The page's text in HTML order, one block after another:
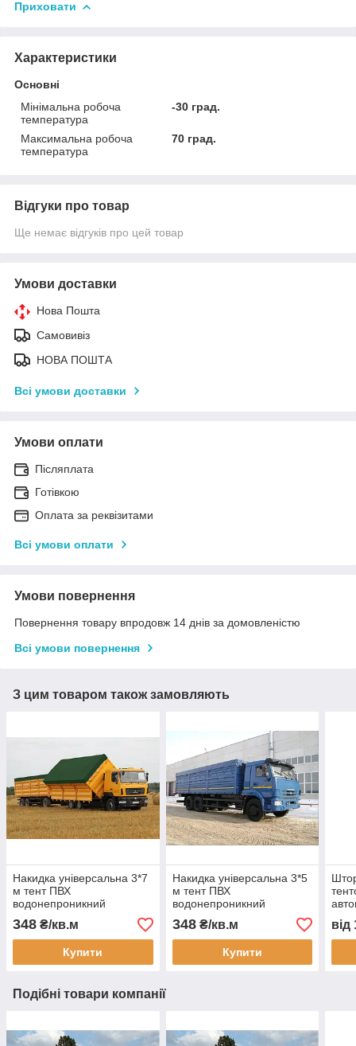
Приховати
Характеристики
Основні
Мінімальна робоча
температура
-30 град.
Максимальна робоча
температура
70 град.
Відгуки про товар
Ще немає відгуків про цей товар
Умови доставки
Нова Пошта
Самовивіз
НОВА ПОШТА
Всі умови доставки
Умови оплати
Післяплата
Готівкою
Оплата за реквізитами
Всі умови оплати
Умови повернення
Повернення товару впродовж 14 днів за домовленістю
Всі умови повернення
З цим товаром також замовляють
Накидка універсальна 3*7
м тент ПВХ
водонепроникний
автотент на вантажівку
тент захисний тент на
замовлення доставка
348 ₴/кв.м
Купити
Накидка універсальна 3*5
м тент ПВХ
водонепроникний
автотент на вантажівку
тент на кузов тент
захисний тент на
замовлення доставка
348₴/кв.м
Купити
від
Подібні товари компанії